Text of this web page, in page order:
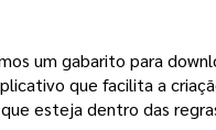
um gabarito para
que facilita a
esteja dentro das